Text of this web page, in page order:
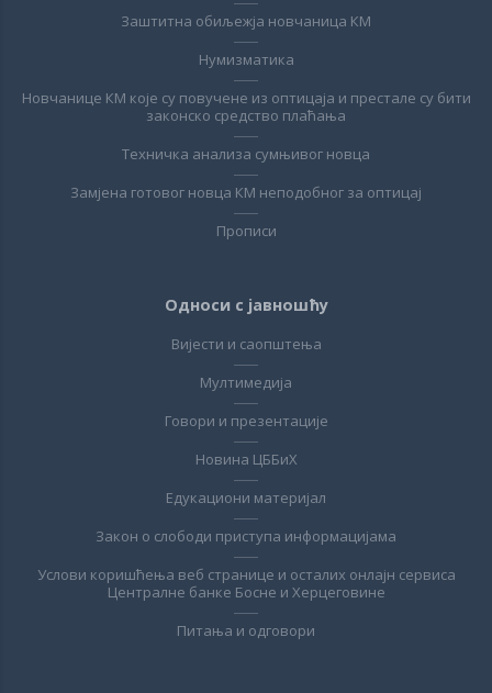
Заштитна обиљежја новчаница КМ
Нумизматика
Новчанице КМ које су повучене из оптицаја и престале су бити
законско средство плаћања
Техничка анализа сумњивог новца
Замјена готовог новца КМ неподобног за оптицај
Прописи
Односи с јавношћу
Вијести и саопштења
Мултимедија
Говори и презентације
Новина ЦББиХ
Едукациони материјал
Закон о слободи приступа информацијама
Услови коришћења веб странице и осталих онлајн сервиса
Централне банке Босне и Херцеговине
Питања и одговори